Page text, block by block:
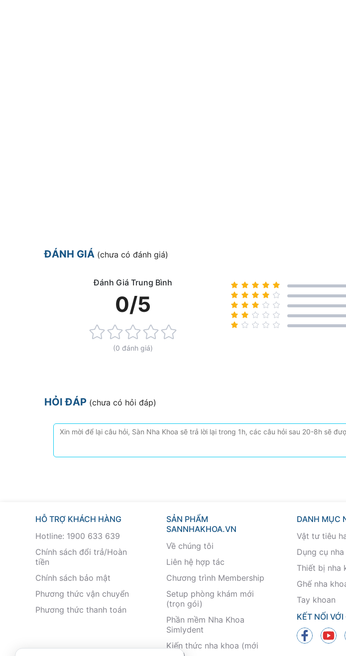
ĐÁNH GIÁ (chưa có đánh giá)
Đánh Giá Trung Bình
0/5
(0 đánh giá)
HỎI ĐÁP (chưa có hỏi đáp)
HỖ TRỢ KHÁCH HÀNG
Hotline: 1900 633 639
Chính sách đổi trả/Hoàn
tiền
Chính sách bảo mật
Phương thức vận chuyển
Phương thức thanh toán
SẢN PHẨM
SANNHAKHOA.VN
Về chúng tôi
Liên hệ hợp tác
Chương trình Membership
Setup phòng khám mới
(trọn gói)
Phần mềm Nha Khoa
Simlydent
Kiến thức nha khoa (mới
DANH MỤC
Vật tư tiêu
Dụng cụ
Thiết bị nha
Ghế nha
Tay khoan
KẾT NỐI